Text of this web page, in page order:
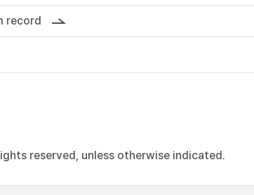
record
reserved, unless otherwise indicated.